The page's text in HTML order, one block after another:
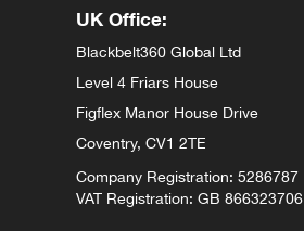
UK Office:
Blackbelt360 Global Ltd
Level 4 Friars House
Figflex Manor House Drive
Coventry, CV1 2TE
Company Registration: 5286787
VAT Registration: GB 866323706